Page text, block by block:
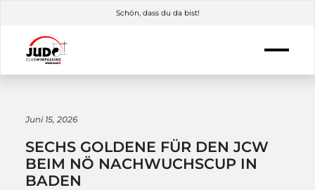
Schön, dass du da bist!
Juni 15, 2026
SECHS GOLDENE FÜR DEN JCW
BEIM NÖ NACHWUCHSCUP IN
BADEN